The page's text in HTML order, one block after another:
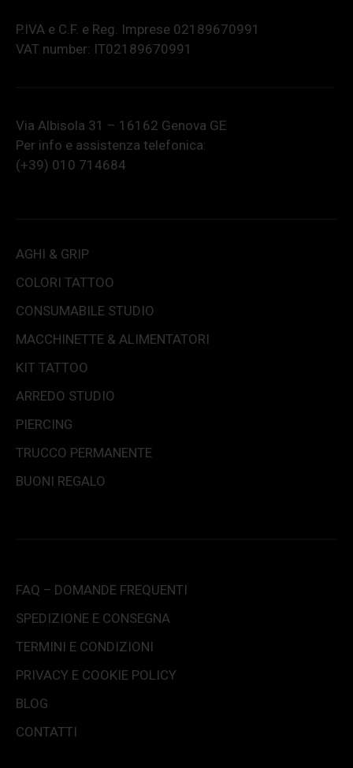
P.IVA e C.F. e Reg. Imprese 02189670991
VAT number: IT02189670991
Via Albisola 31 – 16162 Genova GE
Per info e assistenza telefonica:
(+39) 010 714684
AGHI & GRIP
COLORI TATTOO
CONSUMABILE STUDIO
MACCHINETTE & ALIMENTATORI
KIT TATTOO
ARREDO STUDIO
PIERCING
TRUCCO PERMANENTE
BUONI REGALO
FAQ – DOMANDE FREQUENTI
SPEDIZIONE E CONSEGNA
TERMINI E CONDIZIONI
PRIVACY E COOKIE POLICY
BLOG
CONTATTI